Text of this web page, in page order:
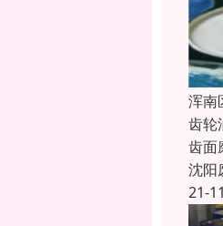
浑南
齿轮
齿面
沈阳
21-